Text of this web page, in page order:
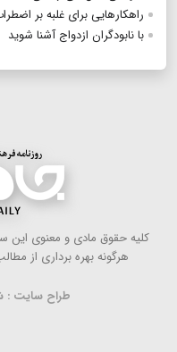
راهکارهایی برای غلبه بر
با نابودگران ازدواج آشنا شوید
كلیه حقوق مادی و معنوی این
هرگونه بهره ‌برداری از
طراح سایت :